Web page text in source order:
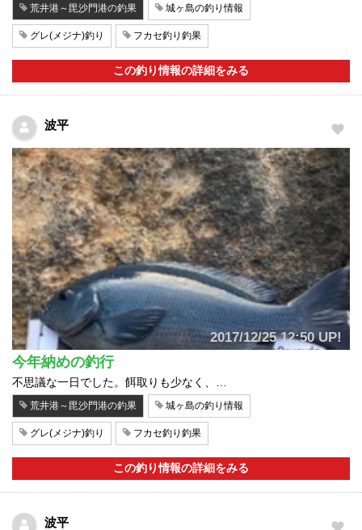
荒井港～毘沙門港の釣果 城ヶ島の釣り情報
グレ(メジナ)釣り フカセ釣り釣果
この釣り情報の詳細をみる
波平
2017/12/25 12:50 UP!
今年納めの釣行
不思議な一日でした。餌取りも少なく、…
荒井港～毘沙門港の釣果 城ヶ島の釣り情報
グレ(メジナ)釣り フカセ釣り釣果
この釣り情報の詳細をみる
波平